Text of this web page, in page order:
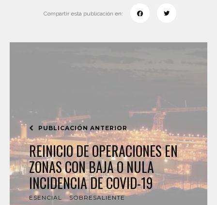
Compartir esta publicación en:
PUBLICACIÓN ANTERIOR
REINICIO DE OPERACIONES EN
ZONAS CON BAJA O NULA
INCIDENCIA DE COVID-19
ESENCIAL SOBRESALIENTE